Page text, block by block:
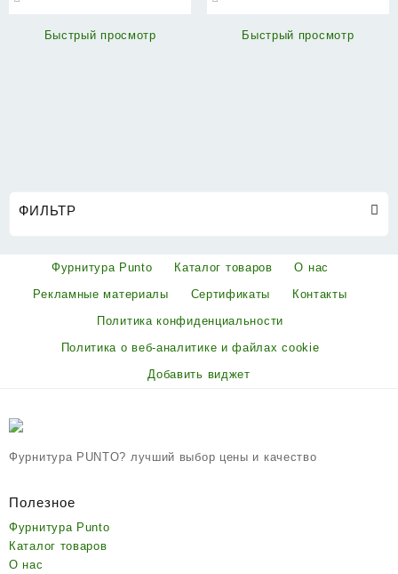
Быстрый просмотр Быстрый просмотр
ФИЛЬТР
Фурнитура Punto Каталог товаров
О нас
Рекламные материалы
Сертификаты
Контакты
Политика конфиденциальности
Политика о веб-аналитике и файлах cookie
Добавить виджет
Фурнитура PUNTO? лучший выбор цены и качество
Полезное
Фурнитура Punto
Каталог товаров
О нас